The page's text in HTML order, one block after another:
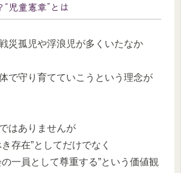
児童憲章”とは
災孤児や浮浪児が多くいたなか
で守り育てていこうという理念が
はありませんが
存在”としてだけでなく
一員として尊重する”という価値観